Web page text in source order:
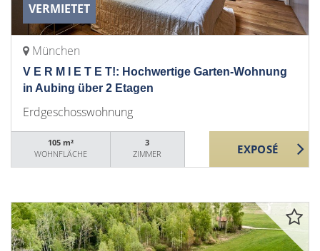
VERMIETET
München
V E R M I E T E T!: Hochwertige Garten-Wohnung
in Aubing über 2 Etagen
Erdgeschosswohnung
105 m²
WOHNFLÄCHE
3
ZIMMER